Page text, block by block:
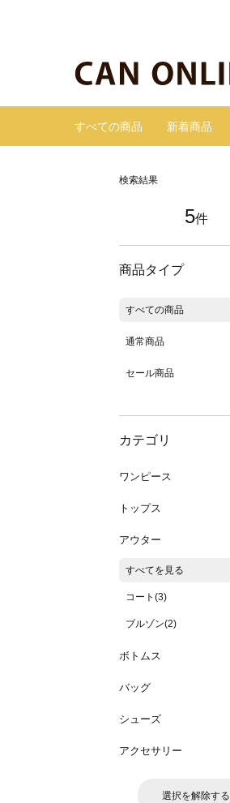
すべての商品 新着商品
検索結果
5件
商品タイプ
すべての商品
通常商品
セール商品
カテゴリ
ワンピース
トップス
アウター
すべてを見る
コート(3)
ブルゾン(2)
ボトムス
バッグ
シューズ
アクセサリー
選択を解除する